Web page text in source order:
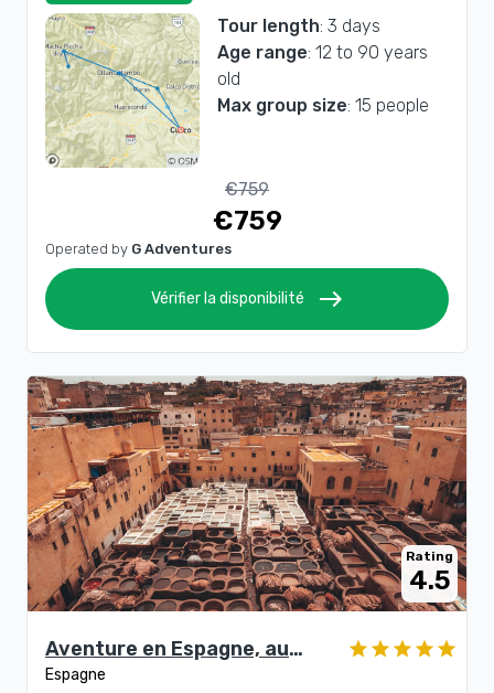
Tour length: 3 days
Age range: 12 to 90 years
old
Max group size: 15 people
€759
€759
Operated by G Adventures
Vérifier la disponibilité east
Aventure en Espagne, au
Portugal et au Maroc
Espagne
Rating
4.5